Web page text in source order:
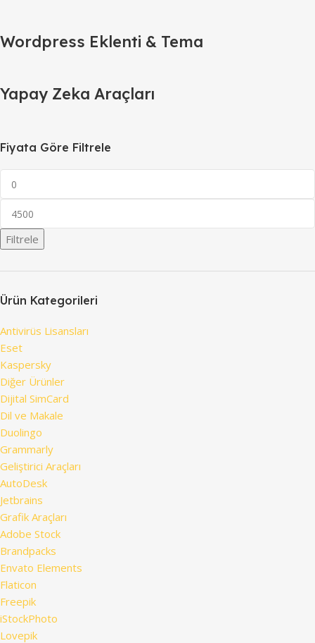
Wordpress Eklenti & Tema
Yapay Zeka Araçları
Fiyata Göre Filtrele
Filtrele
Ürün Kategorileri
Antivirüs Lisansları
Eset
Kaspersky
Diğer Ürünler
Dijital SimCard
Dil ve Makale
Duolingo
Grammarly
Geliştirici Araçları
AutoDesk
Jetbrains
Grafik Araçları
Adobe Stock
Brandpacks
Envato Elements
Flaticon
Freepik
iStockPhoto
Lovepik